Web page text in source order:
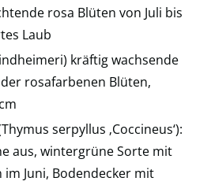
rosa Blüten von Juli bis
Laub
kräftig wachsende
rosafarbenen Blüten,
serpyllus ‚Coccineus‘):
aus, wintergrüne Sorte mit
Juni, Bodendecker mit